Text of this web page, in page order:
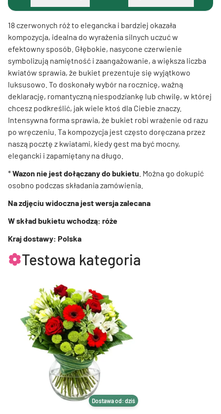
18 czerwonych róż to elegancka i bardziej okazała
kompozycja, idealna do wyrażenia silnych uczuć w
efektowny sposób. Głębokie, nasycone czerwienie
symbolizują namiętność i zaangażowanie, a większa liczba
kwiatów sprawia, że bukiet prezentuje się wyjątkowo
luksusowo. To doskonały wybór na rocznicę, ważną
deklarację, romantyczną niespodziankę lub chwilę, w której
chcesz podkreślić, jak wiele ktoś dla Ciebie znaczy.
Intensywna forma sprawia, że bukiet robi wrażenie od razu
po wręczeniu. Ta kompozycja jest często doręczana przez
naszą pocztę z kwiatami, kiedy gest ma być mocny,
elegancki i zapamiętany na długo.
*Wazon nie jest dołączany do bukietu . Można go dokupić
osobno podczas składania zamówienia.
Na zdjęciu widoczna jest wersja zalecana
W skład bukietu wchodzą: róże
Kraj dostawy: Polska
Testowa kategoria
Dostawa od: dziś